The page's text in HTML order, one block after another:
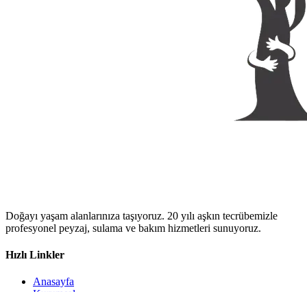
Doğayı yaşam alanlarınıza taşıyoruz. 20 yılı aşkın tecrübemizle
profesyonel peyzaj, sulama ve bakım hizmetleri sunuyoruz.
Hızlı Linkler
Anasayfa